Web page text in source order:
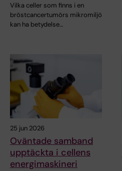
Vilka celler som finns i en
bröstcancertumörs mikromiljö
kan ha betydelse…
25 jun 2026
Oväntade samband
upptäckta i cellens
energimaskineri